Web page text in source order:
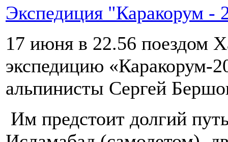
Экспедиция "Каракорум -
17 июня в 22.56 поездом
экспедицию «Каракорум-
альпинисты Сергей
Им предстоит долгий